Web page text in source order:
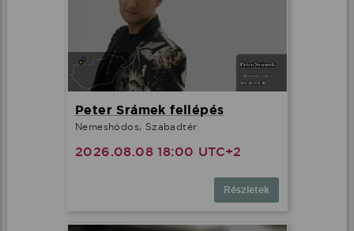
Peter Srámek fellépés
Nemeshódos, Szabadtér
2026.08.08 18:00 UTC+2
Részletek